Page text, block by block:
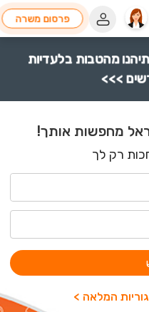
פרסום משרה
מהטבות בלעדיות
>>>
מחפשות אותך!
רק לך
המלאה >